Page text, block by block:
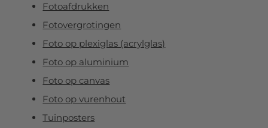
Fotoafdrukken
Fotovergrotingen
Foto op plexiglas (acrylglas)
Foto op aluminium
Foto op canvas
Foto op vurenhout
Tuinposters